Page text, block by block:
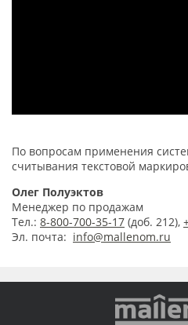
По вопросам применения
считывания текстовой
Олег Полуэктов
Менеджер по продажам
Тел.: 8-800-700-35-17 (доб. 212),
Эл. почта: info@mallenom.ru